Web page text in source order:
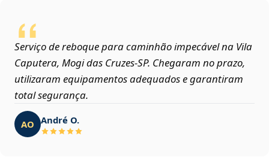
Serviço de reboque para caminhão impecável na Vila
Caputera, Mogi das Cruzes‑SP. Chegaram no prazo,
utilizaram equipamentos adequados e garantiram
total segurança.
AO André O.